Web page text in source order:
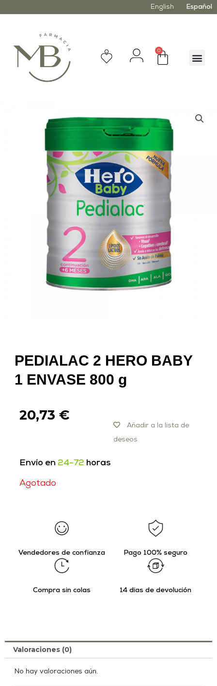
English Español
0
PEDIALAC 2 HERO BABY
1 ENVASE 800 g
20,73 €
Añadir a la lista de
deseos
Envío en 24-72 horas
Agotado
Vendedores de confianza Pago 100% seguro
Compra sin colas 14 días de devolución
Valoraciones (0)
No hay valoraciones aún.